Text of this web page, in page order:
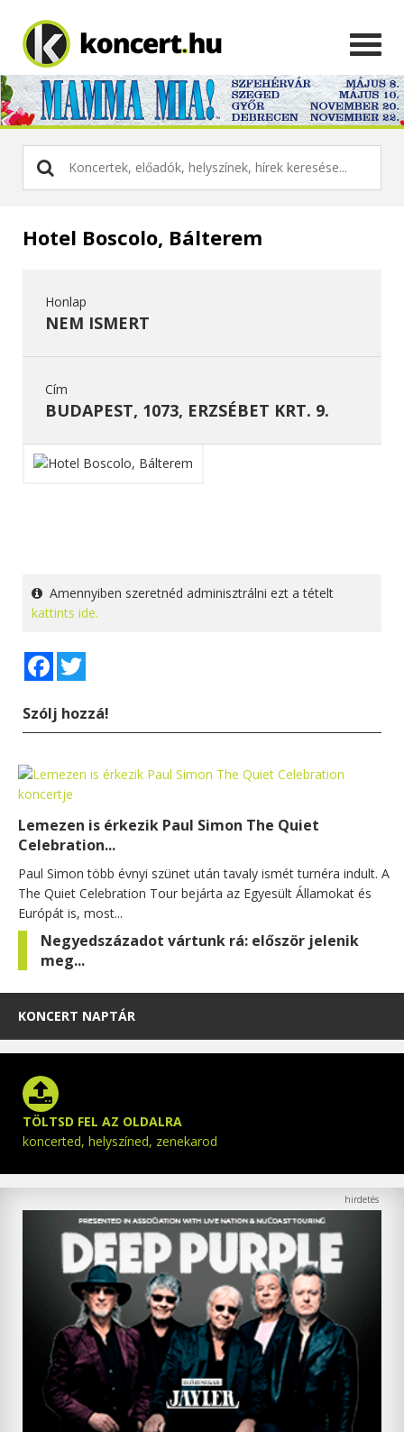
Hotel Boscolo, Bálterem
Honlap
NEM ISMERT
Cím
BUDAPEST, 1073, ERZSÉBET KRT. 9.
Amennyiben szeretnéd adminisztrálni ezt a tételt
kattints ide.
Facebook
Szólj hozzá!
Lemezen is érkezik Paul Simon The Quiet
Celebration...
Paul Simon több évnyi szünet után tavaly ismét turnéra indult. A
The Quiet Celebration Tour bejárta az Egyesült Államokat és
Európát is, most...
Negyedszázadot vártunk rá: először jelenik
meg...
KONCERT NAPTÁR
TÖLTSD FEL AZ OLDALRA
koncerted, helyszíned, zenekarod